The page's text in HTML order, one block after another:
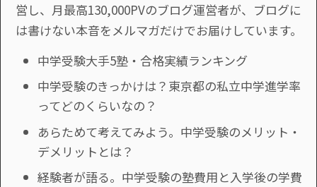
営し、月最高130,000PVのブログ運営者が、ブログに
は書けない本音をメルマガだけでお届けしています。
中学受験大手5塾・合格実績ランキング
中学受験のきっかけは？東京都の私立中学進学率
ってどのくらいなの？
あらためて考えてみよう。中学受験のメリット・
デメリットとは？
経験者が語る。中学受験の塾費用と入学後の学費